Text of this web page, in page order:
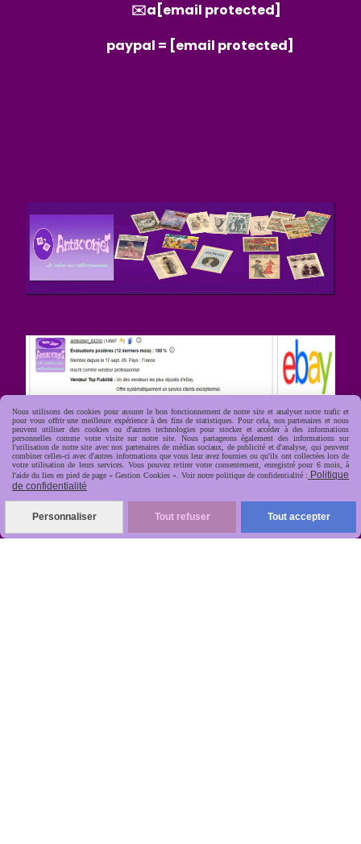
✉️a [email protected]
paypal = [email protected]
 Rapide, soignée, sécurisée
Nous utilisons des cookies pour assurer le bon fonctionnement de notre site et analyser notre trafic et
pour vous offrir une meilleure expérience à des fins de statistiques. Pour cela, nos partenaires et nous
peuvent utiliser des cookies ou d'autres technologies pour stocker et accéder à des informations
personnelles comme votre visite sur notre site. Nous partageons également des informations sur
l'utilisation de notre site avec nos partenaires de médias sociaux, de publicité et d'analyse, qui peuvent
combiner celles-ci avec d'autres informations que vous leur avez fournies ou qu'ils ont collectées lors de
votre utilisation de leurs services. Vous pouvez retirer votre consentement, enregistré pour 6 mois, à
l'aide du lien en pied de page « Gestion Cookies ». Voir notre politique de confidentialité : Politique
de confidentialité
Personnaliser Tout refuser Tout accepter